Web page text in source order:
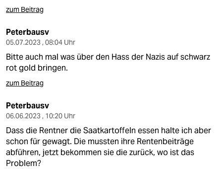
zum Beitrag
Peterbausv
05.07.2023 , 08:04 Uhr
Bitte auch mal was über den Hass der Nazis auf schwarz
rot gold bringen.
zum Beitrag
Peterbausv
06.06.2023 , 10:20 Uhr
Dass die Rentner die Saatkartoffeln essen halte ich aber
schon für gewagt. Die mussten ihre Rentenbeiträge
abführen, jetzt bekommen sie die zurück, wo ist das
Problem?